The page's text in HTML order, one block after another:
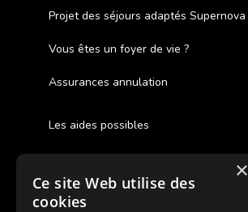
Projet des séjours adaptés Supernova
Vous êtes un foyer de vie ?
Assurances annulation
Les aides possibles
Cash Back
Pour les fratries
×
Ce site Web utilise des
cookies